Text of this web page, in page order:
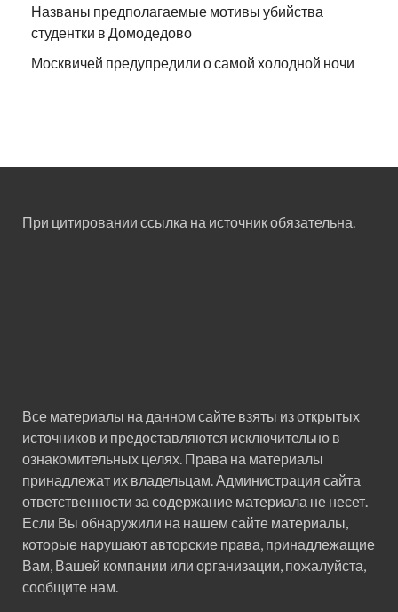
Названы предполагаемые мотивы убийства
студентки в Домодедово
Москвичей предупредили о самой холодной ночи
При цитировании ссылка на источник обязательна.
Все материалы на данном сайте взяты из открытых
источников и предоставляются исключительно в
ознакомительных целях. Права на материалы
принадлежат их владельцам. Администрация сайта
ответственности за содержание материала не несет.
Если Вы обнаружили на нашем сайте материалы,
которые нарушают авторские права, принадлежащие
Вам, Вашей компании или организации, пожалуйста,
сообщите нам.